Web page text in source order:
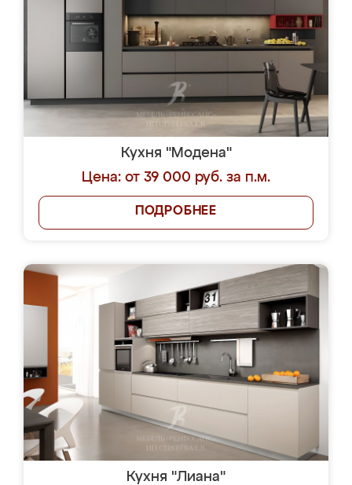
Кухня "Модена"
Цена: от 39 000 руб. за п.м.
ПОДРОБНЕЕ
Кухня "Лиана"